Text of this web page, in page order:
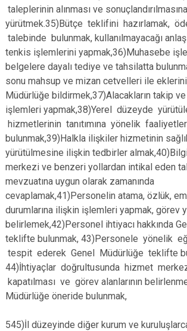
taleplerinin alınması ve
yürütmek.35)Bütçe teklifini hazırlamak,
talebinde bulunmak, kullanılmayacağı
tenkis işlemlerini yapmak,36)Muhasebe
belgelere dayalı tediye ve tahsilatta
sonu mahsup ve mizan cetvelleri ile
Müdürlüğe bildirmek,37)Alacakların takip
işlemleri yapmak,38)Yerel düzeyde
hizmetlerinin tanıtımına yönelik
bulunmak,39)Halkla ilişkiler hizmetinin
yürütülmesine ilişkin tedbirler
merkezi ve benzeri yollardan intikal eden
mevzuatına uygun olarak zamanında
cevaplamak,41)Personelin atama, özlük,
durumlarına ilişkin işlemleri yapmak, görev
belirlemek,42)Personel ihtiyacı hakkında
teklifte bulunmak, 43)Personele yönelik
tespit ederek Genel Müdürlüğe teklifte
44)İhtiyaçlar doğrultusunda hizmet
kapatılması ve görev alanlarının
Müdürlüğe öneride bulunmak,
545)İl düzeyinde diğer kurum ve